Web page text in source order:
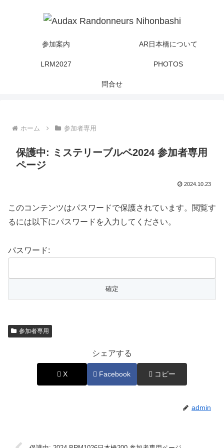
参加案内 AR日本橋について
LRM2027 PHOTOS
問合せ
ホーム 参加者専用
保護中: ミステリーブルベ2024 参加者専用
ページ
2024.10.23
このコンテンツはパスワードで保護されています。閲覧す
るには以下にパスワードを入力してください。
パスワード:
参加者専用
シェアする
X Facebook コピー
admin